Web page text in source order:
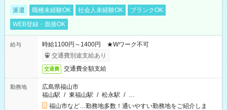
派遣 職種未経験OK 社会人未経験OK
ブランクOK
WEB登録・面接OK
給与
時給1100円～1400円 ★Wワーク不可
交通費別途支給あり
交通費 交通費全額支給
勤務地
広島県福山市
福山駅 / 東福山駅 / 松永駅 / …
福山市など…勤務地多数！通いやすい勤務地をご紹介しま